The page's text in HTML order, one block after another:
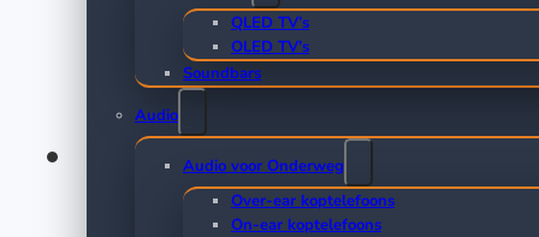
QLED TV’s
OLED TV’s
Soundbars
Audio
Audio voor Onderweg
Over-ear koptelefoons
On-ear koptelefoons